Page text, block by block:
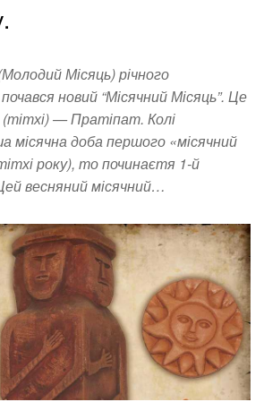
Місяць) річного
новий “Місячний Місяць”. Це
(тітхі) — Пратіпат. Колі
місячна доба першого «місячний
року), то починаєтя 1-й
весняний місячний…